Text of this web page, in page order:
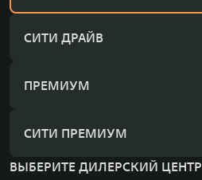
СИТИ ДРАЙВ
ПРЕМИУМ
СИТИ ПРЕМИУМ
ВЫБЕРИТЕ ДИЛЕРСКИЙ ЦЕНТР